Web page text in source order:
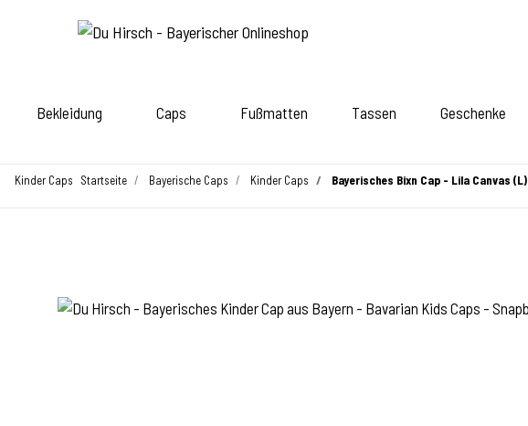
Bekleidung Caps Fußmatten Tassen Geschenke
Kinder Caps Startseite Bayerische Caps Kinder Caps Bayerisches Bixn Cap - Lila Canvas (L)